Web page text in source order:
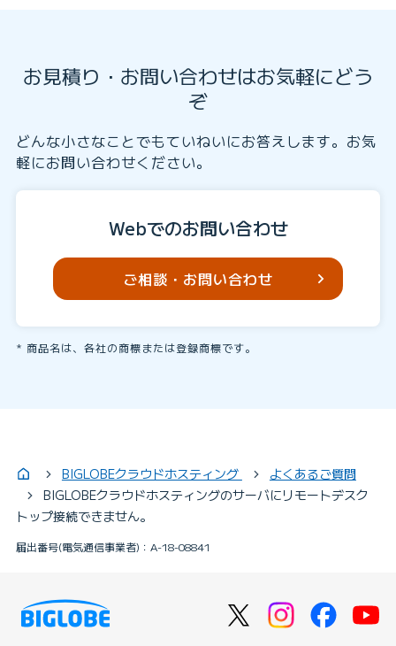
お見積り・お問い合わせはお気軽にどう
ぞ
どんな小さなことでもていねいにお答えします。お気
軽にお問い合わせください。
Webでのお問い合わせ
ご相談・お問い合わせ
商品名は、各社の商標または登録商標です。
BIGLOBEクラウドホスティング
よくあるご質問
BIGLOBEクラウドホスティングのサーバにリモートデスク
トップ接続できません。
届出番号(電気通信事業者)：A-18-08841